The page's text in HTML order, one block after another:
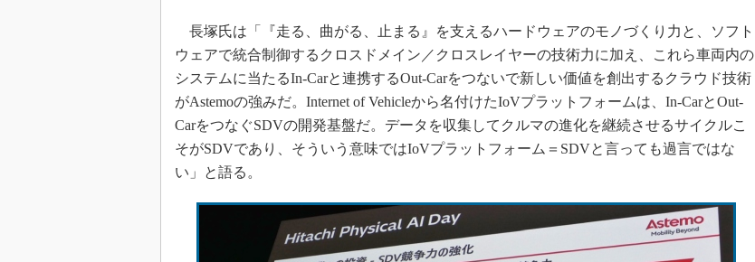
長塚氏は「『走る、曲がる、止まる』を支えるハードウェアのモノづくり力と、ソフト
ウェアで統合制御するクロスドメイン／クロスレイヤーの技術力に加え、これら車両内の
システムに当たるIn-Carと連携するOut-Carをつないで新しい価値を創出するクラウド技術
がAstemoの強みだ。Internet of Vehicleから名付けたIoVプラットフォームは、In-CarとOut-
CarをつなぐSDVの開発基盤だ。データを収集してクルマの進化を継続させるサイクルこ
そがSDVであり、そういう意味ではIoVプラットフォーム＝SDVと言っても過言ではな
い」と語る。